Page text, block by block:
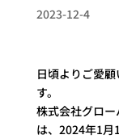
2023-12-4
日頃よりご愛
す。
株式会社グロー
は、2024年1月